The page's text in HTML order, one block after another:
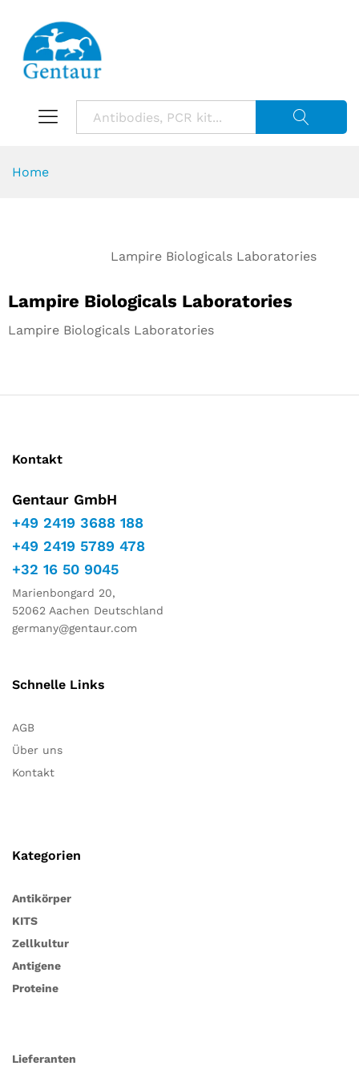
Home
Lampire Biologicals Laboratories
Lampire Biologicals Laboratories
Lampire Biologicals Laboratories
Kontakt
Gentaur GmbH
+49 2419 3688 188
+49 2419 5789 478
+32 16 50 9045
Marienbongard 20,
52062 Aachen Deutschland
germany@gentaur.com
Schnelle Links
AGB
Über uns
Kontakt
Kategorien
Antikörper
KITS
Zellkultur
Antigene
Proteine
Lieferanten